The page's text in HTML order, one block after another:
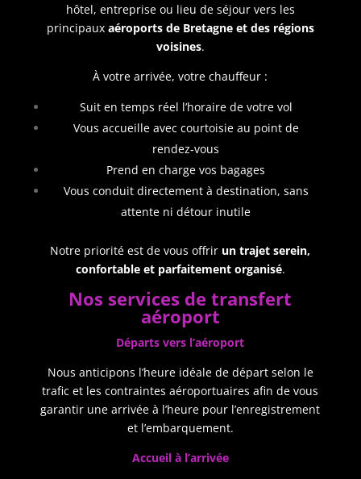
hôtel, entreprise ou lieu de séjour vers les
principaux aéroports de Bretagne et des régions
voisines.
À votre arrivée, votre chauffeur :
Suit en temps réel l’horaire de votre vol
Vous accueille avec courtoisie au point de
rendez‑vous
Prend en charge vos bagages
Vous conduit directement à destination, sans
attente ni détour inutile
Notre priorité est de vous offrir un trajet serein,
confortable et parfaitement organisé.
Nos services de transfert
aéroport
Départs vers l’aéroport
Nous anticipons l’heure idéale de départ selon le
trafic et les contraintes aéroportuaires afin de vous
garantir une arrivée à l’heure pour l’enregistrement
et l’embarquement.
Accueil à l’arrivée